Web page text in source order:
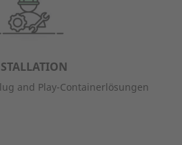
and Play-Containerlösungen